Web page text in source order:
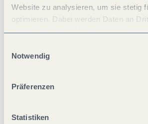
Website zu analysieren, um sie stetig
optimieren. Dabei werden Daten an
der Europäischen Union
jederzeit widerrufen werden. Mit der
ablehnen" kann es zu
Notwendig
Präferenzen
Statistiken
Betten & Zimmer
Familie